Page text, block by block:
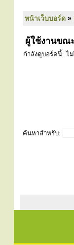
หน้าเว็บบอร์ด »
ผู้ใช้งานขณ
กำลังดูบอร์ดนี้: ไ
ค้นหาสำหรับ: